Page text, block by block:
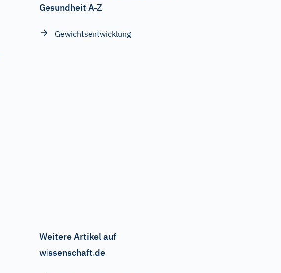
Gesundheit A-Z
Gewichtsentwicklung
Weitere Artikel auf
wissenschaft.de